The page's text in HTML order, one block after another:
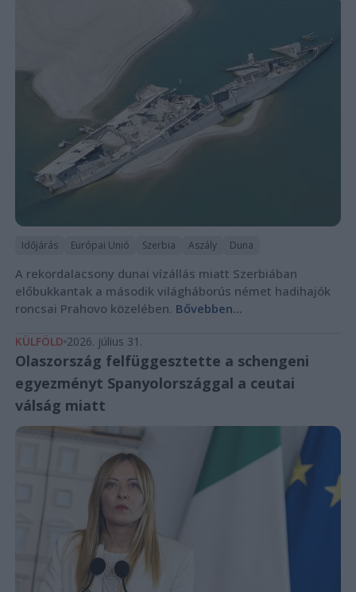
Időjárás Európai Unió Szerbia Aszály Duna
A rekordalacsony dunai vízállás miatt Szerbiában
előbukkantak a második világháborús német hadihajók
roncsai Prahovo közelében. Bővebben...
KÜLFÖLD 2026. július 31.
Olaszország felfüggesztette a schengeni
egyezményt Spanyolországgal a ceutai
válság miatt